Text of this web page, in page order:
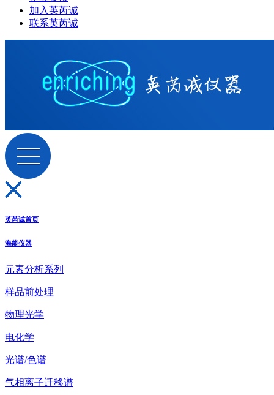
加入英芮诚
联系英芮诚
英芮诚首页
海能仪器
元素分析系列
样品前处理
物理光学
电化学
光谱/色谱
气相离子迁移谱